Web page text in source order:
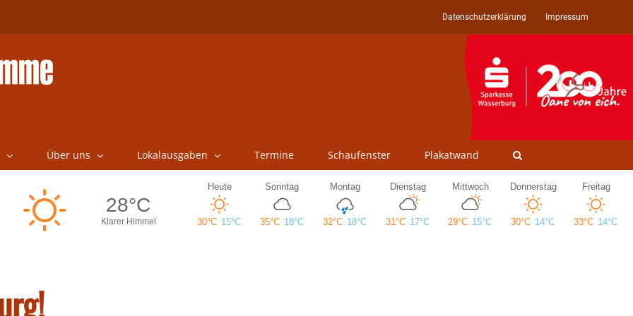
Datenschutzerklärung Impressum
Über uns Lokalausgaben Termine Schaufenster Plakatwand